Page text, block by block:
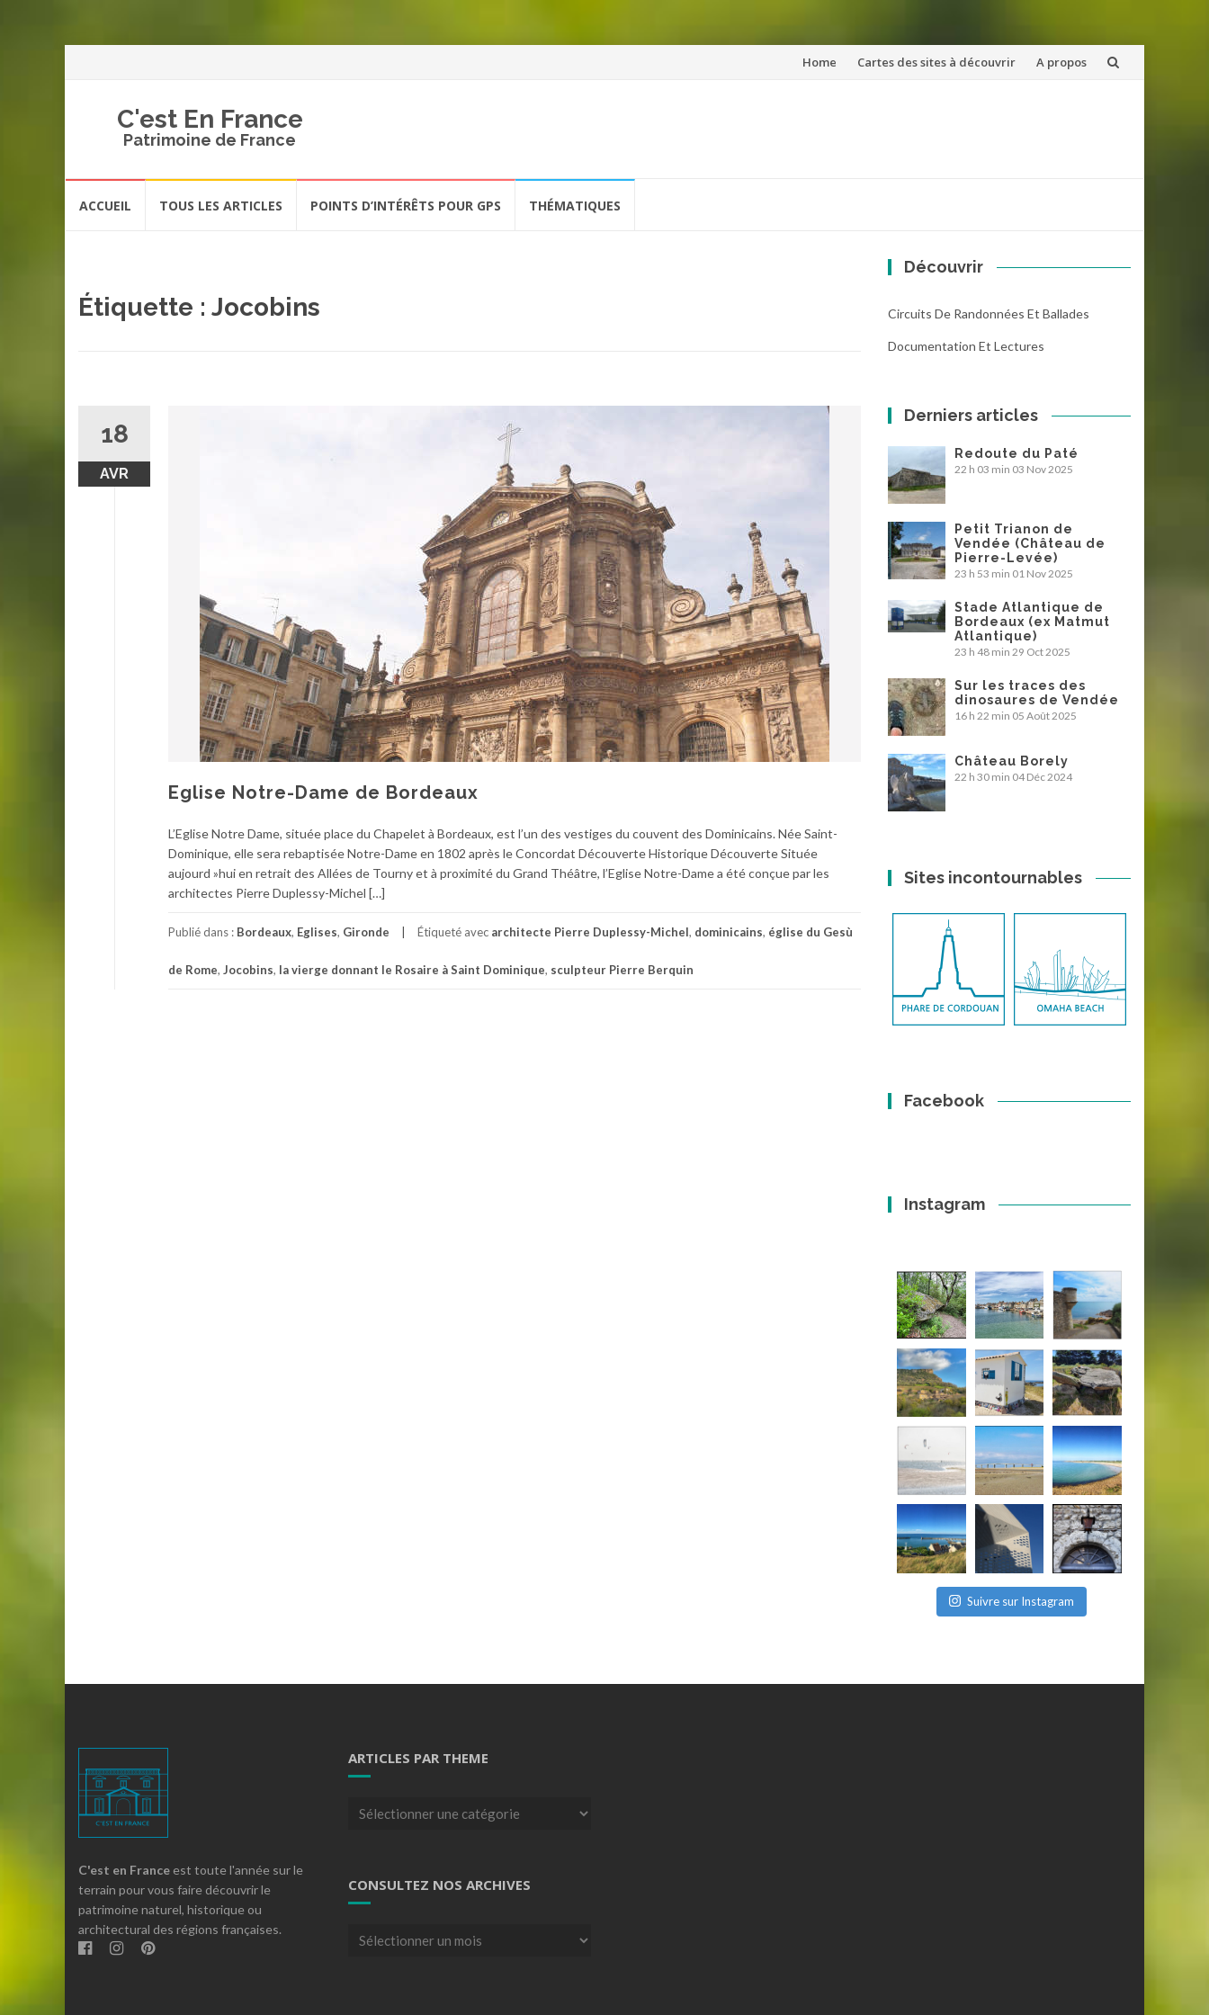
Aller
Home Cartes des sites à découvrir A propos
C'est En France
Patrimoine de France
ACCUEIL TOUS LES ARTICLES POINTS D’INTÉRÊTS POUR GPS THÉMATIQUES
Étiquette : Jocobins
18
AVR
Eglise Notre-Dame de Bordeaux
L’Eglise Notre Dame, située place du Chapelet à Bordeaux, est l’un des vestiges du couvent des Dominicains. Née Saint-
Dominique, elle sera rebaptisée Notre-Dame en 1802 après le Concordat Découverte Historique Découverte Située
aujourd »hui en retrait des Allées de Tourny et à proximité du Grand Théâtre, l’Eglise Notre-Dame a été conçue par les
architectes Pierre Duplessy-Michel […]
Publié dans : Bordeaux, Eglises, Gironde Étiqueté avec architecte Pierre Duplessy-Michel, dominicains, église du Gesù
de Rome, Jocobins, la vierge donnant le Rosaire à Saint Dominique, sculpteur Pierre Berquin
Découvrir
Circuits De Randonnées Et Ballades
Documentation Et Lectures
Derniers articles
Redoute du Paté
22 h 03 min 03 Nov 2025
Petit Trianon de
Vendée (Château de
Pierre-Levée)
23 h 53 min 01 Nov 2025
Stade Atlantique de
Bordeaux (ex Matmut
Atlantique)
23 h 48 min 29 Oct 2025
Sur les traces des
dinosaures de Vendée
16 h 22 min 05 Août 2025
Château Borely
22 h 30 min 04 Déc 2024
Sites incontournables
Facebook
Instagram
Suivre sur Instagram
C'est en France est toute l'année sur le
terrain pour vous faire découvrir le
patrimoine naturel, historique ou
architectural des régions françaises.
ARTICLES PAR THEME
Articles
CONSULTEZ NOS ARCHIVES
Consultez